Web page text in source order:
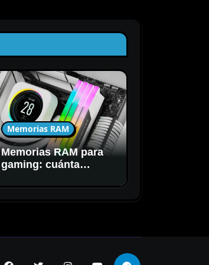
Memorias RAM
Memorias RAM para
gaming: cuánta
velocidad necesitás